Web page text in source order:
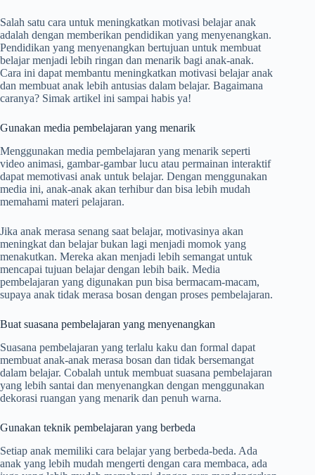
Salah satu cara untuk meningkatkan motivasi belajar anak
adalah dengan memberikan pendidikan yang menyenangkan.
Pendidikan yang menyenangkan bertujuan untuk membuat
belajar menjadi lebih ringan dan menarik bagi anak-anak.
Cara ini dapat membantu meningkatkan motivasi belajar anak
dan membuat anak lebih antusias dalam belajar. Bagaimana
caranya? Simak artikel ini sampai habis ya!
Gunakan media pembelajaran yang menarik
Menggunakan media pembelajaran yang menarik seperti
video animasi, gambar-gambar lucu atau permainan interaktif
dapat memotivasi anak untuk belajar. Dengan menggunakan
media ini, anak-anak akan terhibur dan bisa lebih mudah
memahami materi pelajaran.
Jika anak merasa senang saat belajar, motivasinya akan
meningkat dan belajar bukan lagi menjadi momok yang
menakutkan. Mereka akan menjadi lebih semangat untuk
mencapai tujuan belajar dengan lebih baik. Media
pembelajaran yang digunakan pun bisa bermacam-macam,
supaya anak tidak merasa bosan dengan proses pembelajaran.
Buat suasana pembelajaran yang menyenangkan
Suasana pembelajaran yang terlalu kaku dan formal dapat
membuat anak-anak merasa bosan dan tidak bersemangat
dalam belajar. Cobalah untuk membuat suasana pembelajaran
yang lebih santai dan menyenangkan dengan menggunakan
dekorasi ruangan yang menarik dan penuh warna.
Gunakan teknik pembelajaran yang berbeda
Setiap anak memiliki cara belajar yang berbeda-beda. Ada
anak yang lebih mudah mengerti dengan cara membaca, ada